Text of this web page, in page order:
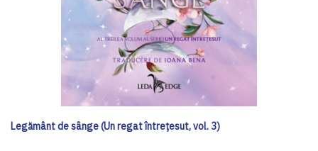
Legământ de sânge (Un regat întrețesut, vol. 3)